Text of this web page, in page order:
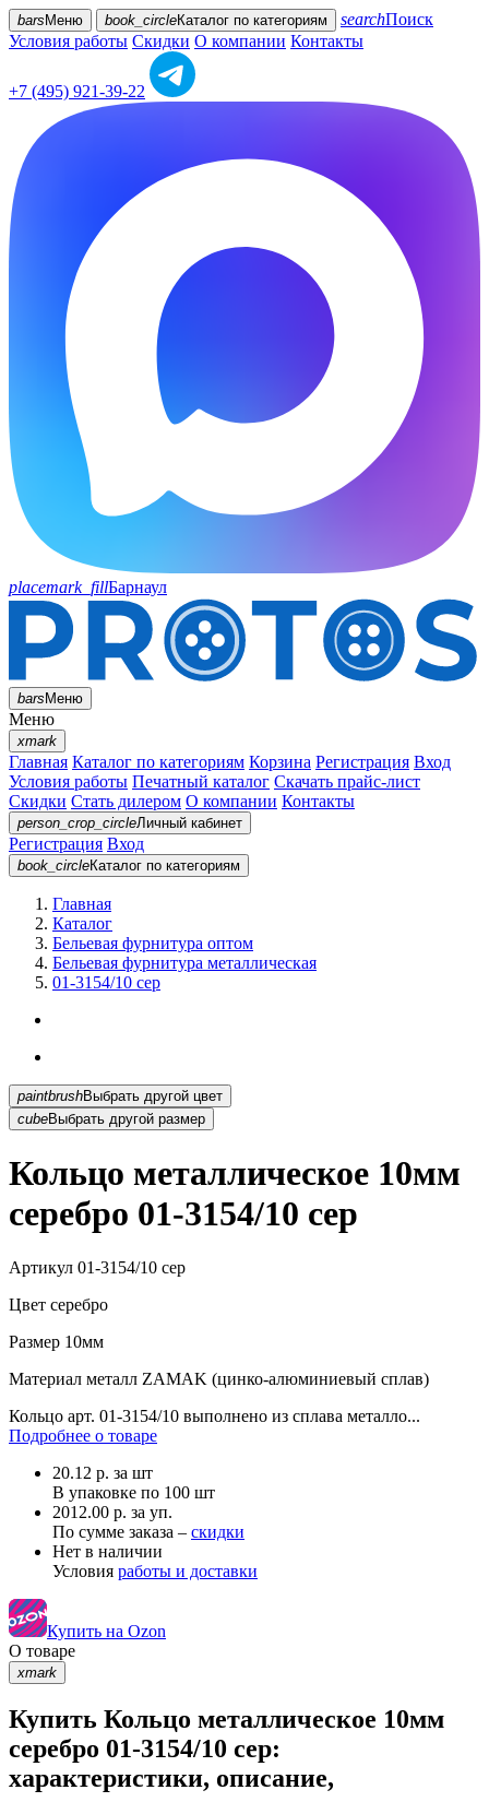
bars Меню book_circleКаталог по категориям searchПоиск
Условия работы Скидки О компании Контакты
+7 (495) 921-39-22
placemark_fillБарнаул
barsМеню
Меню
xmark
Главная Каталог по категориям Корзина Регистрация Вход
Условия работы Печатный каталог Скачать прайс-лист
Скидки Стать дилером О компании Контакты
person_crop_circleЛичный кабинет
Регистрация Вход
book_circleКаталог по категориям
Главная
Каталог
Бельевая фурнитура оптом
Бельевая фурнитура металлическая
01-3154/10 сер
paintbrush
Выбрать другой цвет
cubeВыбрать другой размер
Кольцо металлическое 10мм
серебро 01-3154/10 сер
Артикул 01-3154/10 сер
Цвет серебро
Размер 10мм
Материал металл ZAMAK (цинко-алюминиевый сплав)
Кольцо арт. 01-3154/10 выполнено из сплава металло...
Подробнее о товаре
20.12 р. за шт
В упаковке по 100 шт
2012.00 р. за уп.
По сумме заказа – скидки
Нет в наличии
Условия работы и доставки
Купить на Ozon
О товаре
xmark
Купить Кольцо металлическое 10мм
серебро 01-3154/10 сер:
характеристики, описание,